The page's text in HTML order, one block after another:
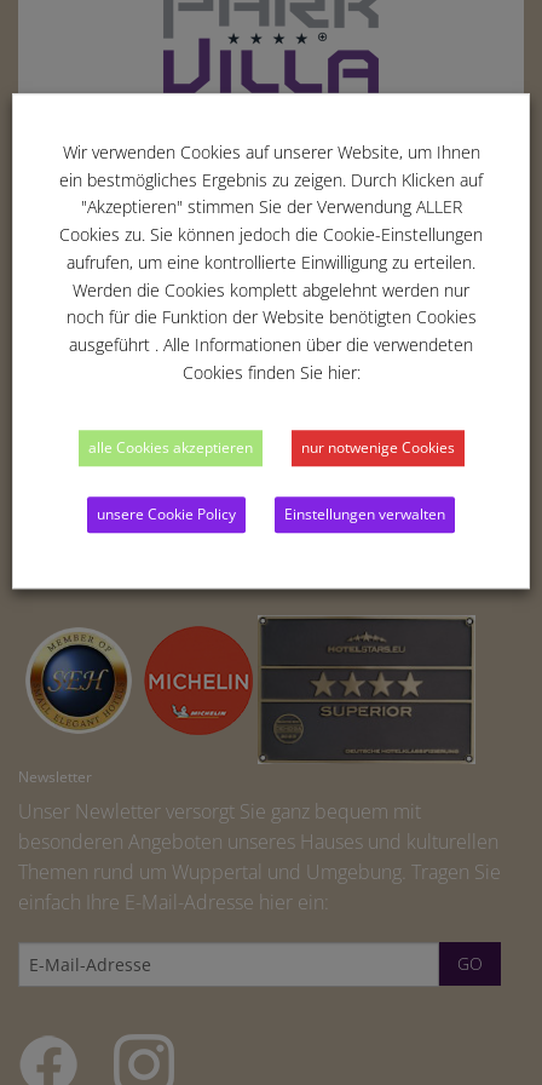
Erich-Hoepner-Ring 5
42369 Wuppertal
Tel. :02 02 - 283 354 -00
Fax : 02 02 - 283 354 -01
Email :
info@parkvilla-wuppertal.de
ROOMS
BUSINESS
RELAX & RECREATION
Newsletter
Unser Newletter versorgt Sie ganz bequem mit
besonderen Angeboten unseres Hauses und kulturellen
Themen rund um Wuppertal und Umgebung. Tragen Sie
einfach Ihre E-Mail-Adresse hier ein:
Wir verwenden Cookies auf unserer Website, um Ihnen
ein bestmögliches Ergebnis zu zeigen. Durch Klicken auf
"Akzeptieren" stimmen Sie der Verwendung ALLER
Cookies zu. Sie können jedoch die Cookie-Einstellungen
aufrufen, um eine kontrollierte Einwilligung zu erteilen.
Werden die Cookies komplett abgelehnt werden nur
noch für die Funktion der Website benötigten Cookies
ausgeführt . Alle Informationen über die verwendeten
Cookies finden Sie hier:
alle Cookies akzeptieren nur notwenige Cookies
unsere Cookie Policy Einstellungen verwalten